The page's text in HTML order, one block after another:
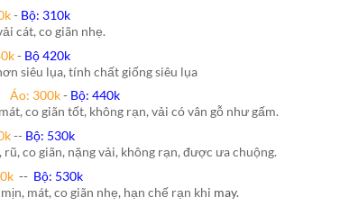
- Bộ: 310k
cát, co giãn nhẹ.
- Bộ 420k
siêu lụa, tính chất giống siêu lụa
300k- Bộ: 440k
co giãn tốt, không rạn, vải có vân gỗ như gấm.
-- Bộ: 530k
co giãn, nặng vải, không rạn, được ưa chuộng.
-- Bộ: 530k
mát, co giãn nhẹ, hạn chế rạn khi may.